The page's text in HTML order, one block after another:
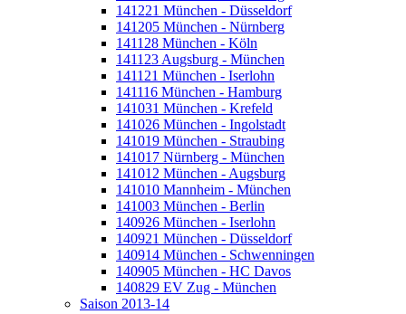
141221 München - Düsseldorf
141205 München - Nürnberg
141128 München - Köln
141123 Augsburg - München
141121 München - Iserlohn
141116 München - Hamburg
141031 München - Krefeld
141026 München - Ingolstadt
141019 München - Straubing
141017 Nürnberg - München
141012 München - Augsburg
141010 Mannheim - München
141003 München - Berlin
140926 München - Iserlohn
140921 München - Düsseldorf
140914 München - Schwenningen
140905 München - HC Davos
140829 EV Zug - München
Saison 2013-14